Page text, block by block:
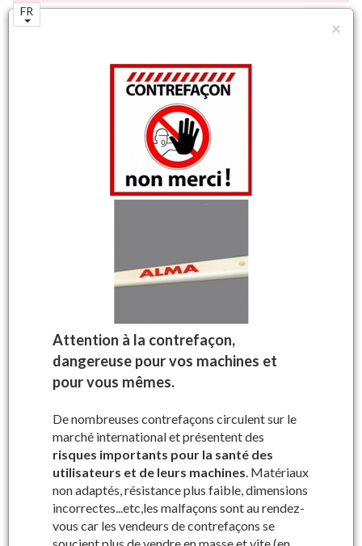
FR
N°1 mondial de la machine à vendanger
autotractée.
×
Attention à la contrefaçon,
dangereuse pour vos machines et
pour vous mêmes.
De nombreuses contrefaçons circulent sur le
marché international et présentent des
risques importants pour la santé des
utilisateurs et de leurs machines. Matériaux
non adaptés, résistance plus faible, dimensions
incorrectes...etc,les malfaçons sont au rendez-
vous car les vendeurs de contrefaçons se
Boutique
Pièces machines à vendanger
Réservoirs d&
Votre panier
Précisez le numéro de série de votre
machine
Dans le cadre de
notre démarche qualité, nous vous
garantissons la compatibilité des pièces
commandées grâce au numéro de série
de votre
machine à vendanger.